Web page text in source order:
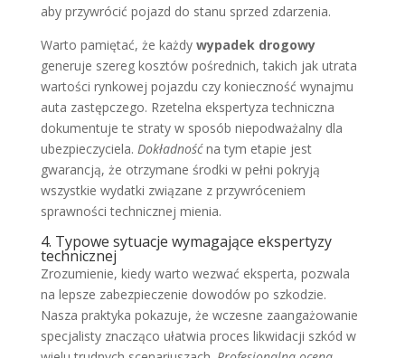
aby przywrócić pojazd do stanu sprzed zdarzenia.
Warto pamiętać, że każdy wypadek drogowy
generuje szereg kosztów pośrednich, takich jak utrata
wartości rynkowej pojazdu czy konieczność wynajmu
auta zastępczego. Rzetelna ekspertyza techniczna
dokumentuje te straty w sposób niepodważalny dla
ubezpieczyciela. Dokładnośćna tym etapie jest
gwarancją, że otrzymane środki w pełni pokryją
wszystkie wydatki związane z przywróceniem
sprawności technicznej mienia.
4. Typowe sytuacje wymagające ekspertyzy
technicznej
Zrozumienie, kiedy warto wezwać eksperta, pozwala
na lepsze zabezpieczenie dowodów po szkodzie.
Nasza praktyka pokazuje, że wczesne zaangażowanie
specjalisty znacząco ułatwia proces likwidacji szkód w